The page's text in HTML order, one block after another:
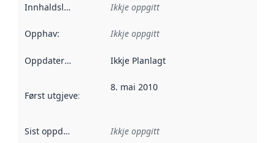
Innhaldsleverandørar :
Ikkje oppgitt
Opphav: Ikkje oppgitt
Oppdateringsfrekvens :
Ikkje Planlagt
Først utgjeve:
8. mai 2010
Sist oppdatert Ikkje oppgitt